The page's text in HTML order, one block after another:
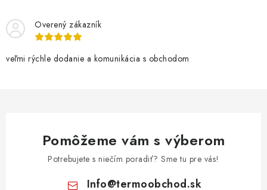
Overený zákazník
veľmi rýchle dodanie a komunikácia s obchodom
Pomôžeme vám s výberom
Potrebujete s niečím poradiť? Sme tu pre vás!
Info@termoobchod.sk